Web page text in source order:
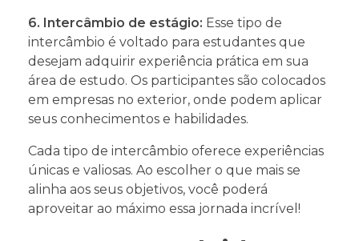
6. Intercâmbio de estágio: Esse tipo de
intercâmbio é voltado para estudantes que
desejam adquirir experiência prática em sua
área de estudo. Os participantes são colocados
em empresas no exterior, onde podem aplicar
seus conhecimentos e habilidades.
Cada tipo de intercâmbio oferece experiências
únicas e valiosas. Ao escolher o que mais se
alinha aos seus objetivos, você poderá
aproveitar ao máximo essa jornada incrível!